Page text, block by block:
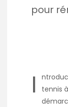
pour
I
tennis